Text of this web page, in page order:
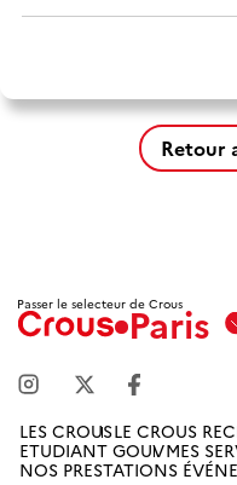
Retour
Passer le selecteur de Crous
Paris
Marseille
Amiens
LES CROUSLE CROUS
ETUDIANT GOUVMES
NOS PRESTATIONS